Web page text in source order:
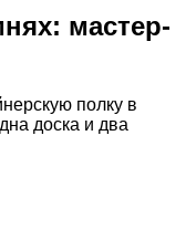
мастер-
полку в
доска и два